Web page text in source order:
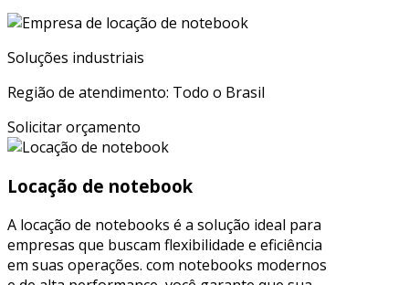
Soluções industriais
Região de atendimento: Todo o Brasil
Solicitar orçamento
Locação de notebook
A locação de notebooks é a solução ideal para
empresas que buscam flexibilidade e eficiência
em suas operações. com notebooks modernos